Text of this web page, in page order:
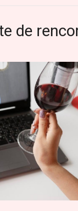
de